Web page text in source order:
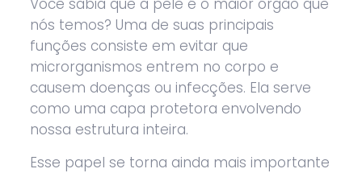
Você sabia que a pele é o maior órgão que
nós temos? Uma de suas principais
funções consiste em evitar que
microrganismos entrem no corpo e
causem doenças ou infecções. Ela serve
como uma capa protetora envolvendo
nossa estrutura inteira.
Esse papel se torna ainda mais importante